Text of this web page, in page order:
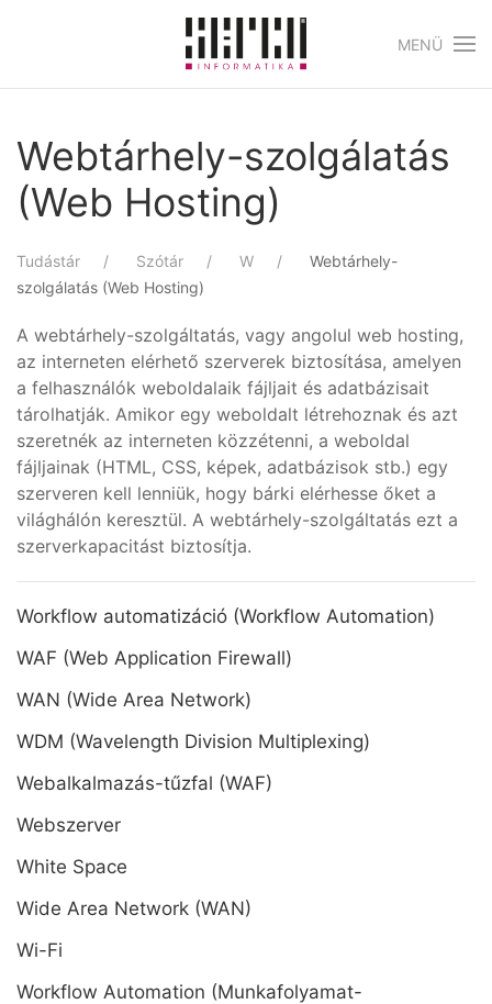
Skip to main content
MENÜ
Webtárhely-szolgálatás
(Web Hosting)
Tudástár Szótár W
Webtárhely-
szolgálatás (Web Hosting)
A webtárhely-szolgáltatás, vagy angolul web hosting,
az interneten elérhető szerverek biztosítása, amelyen
a felhasználók weboldalaik fájljait és adatbázisait
tárolhatják. Amikor egy weboldalt létrehoznak és azt
szeretnék az interneten közzétenni, a weboldal
fájljainak (HTML, CSS, képek, adatbázisok stb.) egy
szerveren kell lenniük, hogy bárki elérhesse őket a
világhálón keresztül. A webtárhely-szolgáltatás ezt a
szerverkapacitást biztosítja.
Workflow automatizáció (Workflow Automation)
WAF (Web Application Firewall)
WAN (Wide Area Network)
WDM (Wavelength Division Multiplexing)
Webalkalmazás-tűzfal (WAF)
Webszerver
White Space
Wide Area Network (WAN)
Wi-Fi
Workflow Automation (Munkafolyamat-